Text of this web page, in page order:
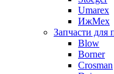
Umarex
ИжМех
Запчасти для
Blow
Borner
Crosman